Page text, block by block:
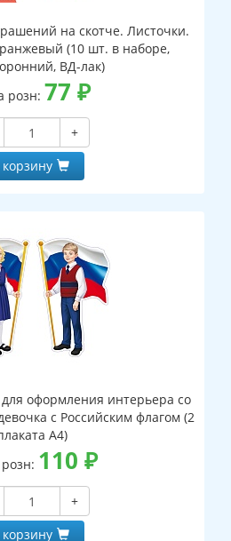
на скотче. Листочки.
(10 шт. в наборе,
ВД-лак)
розн: 77 ₽
+
оформления интерьера со
с Российским флагом (2
А4)
110 ₽
+